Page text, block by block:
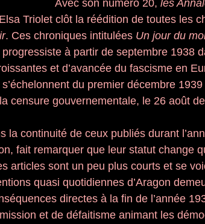
Avec son numéro 20, les
Triolet clôt la réédition de toutes les
. Ces chroniques intitulées Un jour du
à partir de septembre 1938
et d’avancée du fascisme en
du premier décembre 1939
censure gouvernementale, le 26 août
la continuité de ceux publiés durant
fait remarquer que leur statut change
articles sont un peu plus courts et se
quasi quotidiennes d’Aragon
directes à la fin de l’année
et de défaitisme animant les